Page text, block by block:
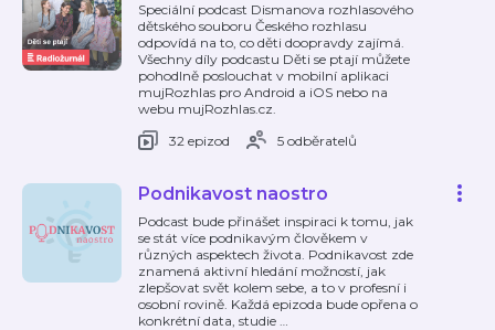
Speciální podcast Dismanova rozhlasového
dětského souboru Českého rozhlasu
odpovídá na to, co děti doopravdy zajímá.
Všechny díly podcastu Děti se ptají můžete
pohodlně poslouchat v mobilní aplikaci
mujRozhlas pro Android a iOS nebo na
webu mujRozhlas.cz.
32 epizod
5 odběratelů
Podnikavost naostro
Podcast bude přinášet inspiraci k tomu, jak
se stát více podnikavým člověkem v
různých aspektech života. Podnikavost zde
znamená aktivní hledání možností, jak
zlepšovat svět kolem sebe, a to v profesní i
osobní rovině. Každá epizoda bude opřena o
konkrétní data, studie …